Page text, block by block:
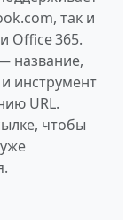
так и
Office 365.
название,
инструмент
URL.
чтобы